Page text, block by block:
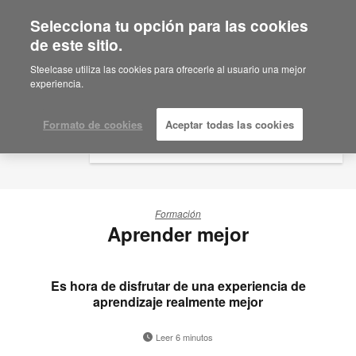
Are you in United States?
Would you like to see Products we sell in
your region?
English
Español
Formación
Aprender mejor
Es hora de disfrutar de una experiencia de
aprendizaje realmente mejor
Leer 6 minutos
Selecciona tu opción para las cookies
de este sitio.
Steelcase utiliza las cookies para ofrecerle al usuario una mejor
experiencia.
Formato de cookies Aceptar todas las cookies